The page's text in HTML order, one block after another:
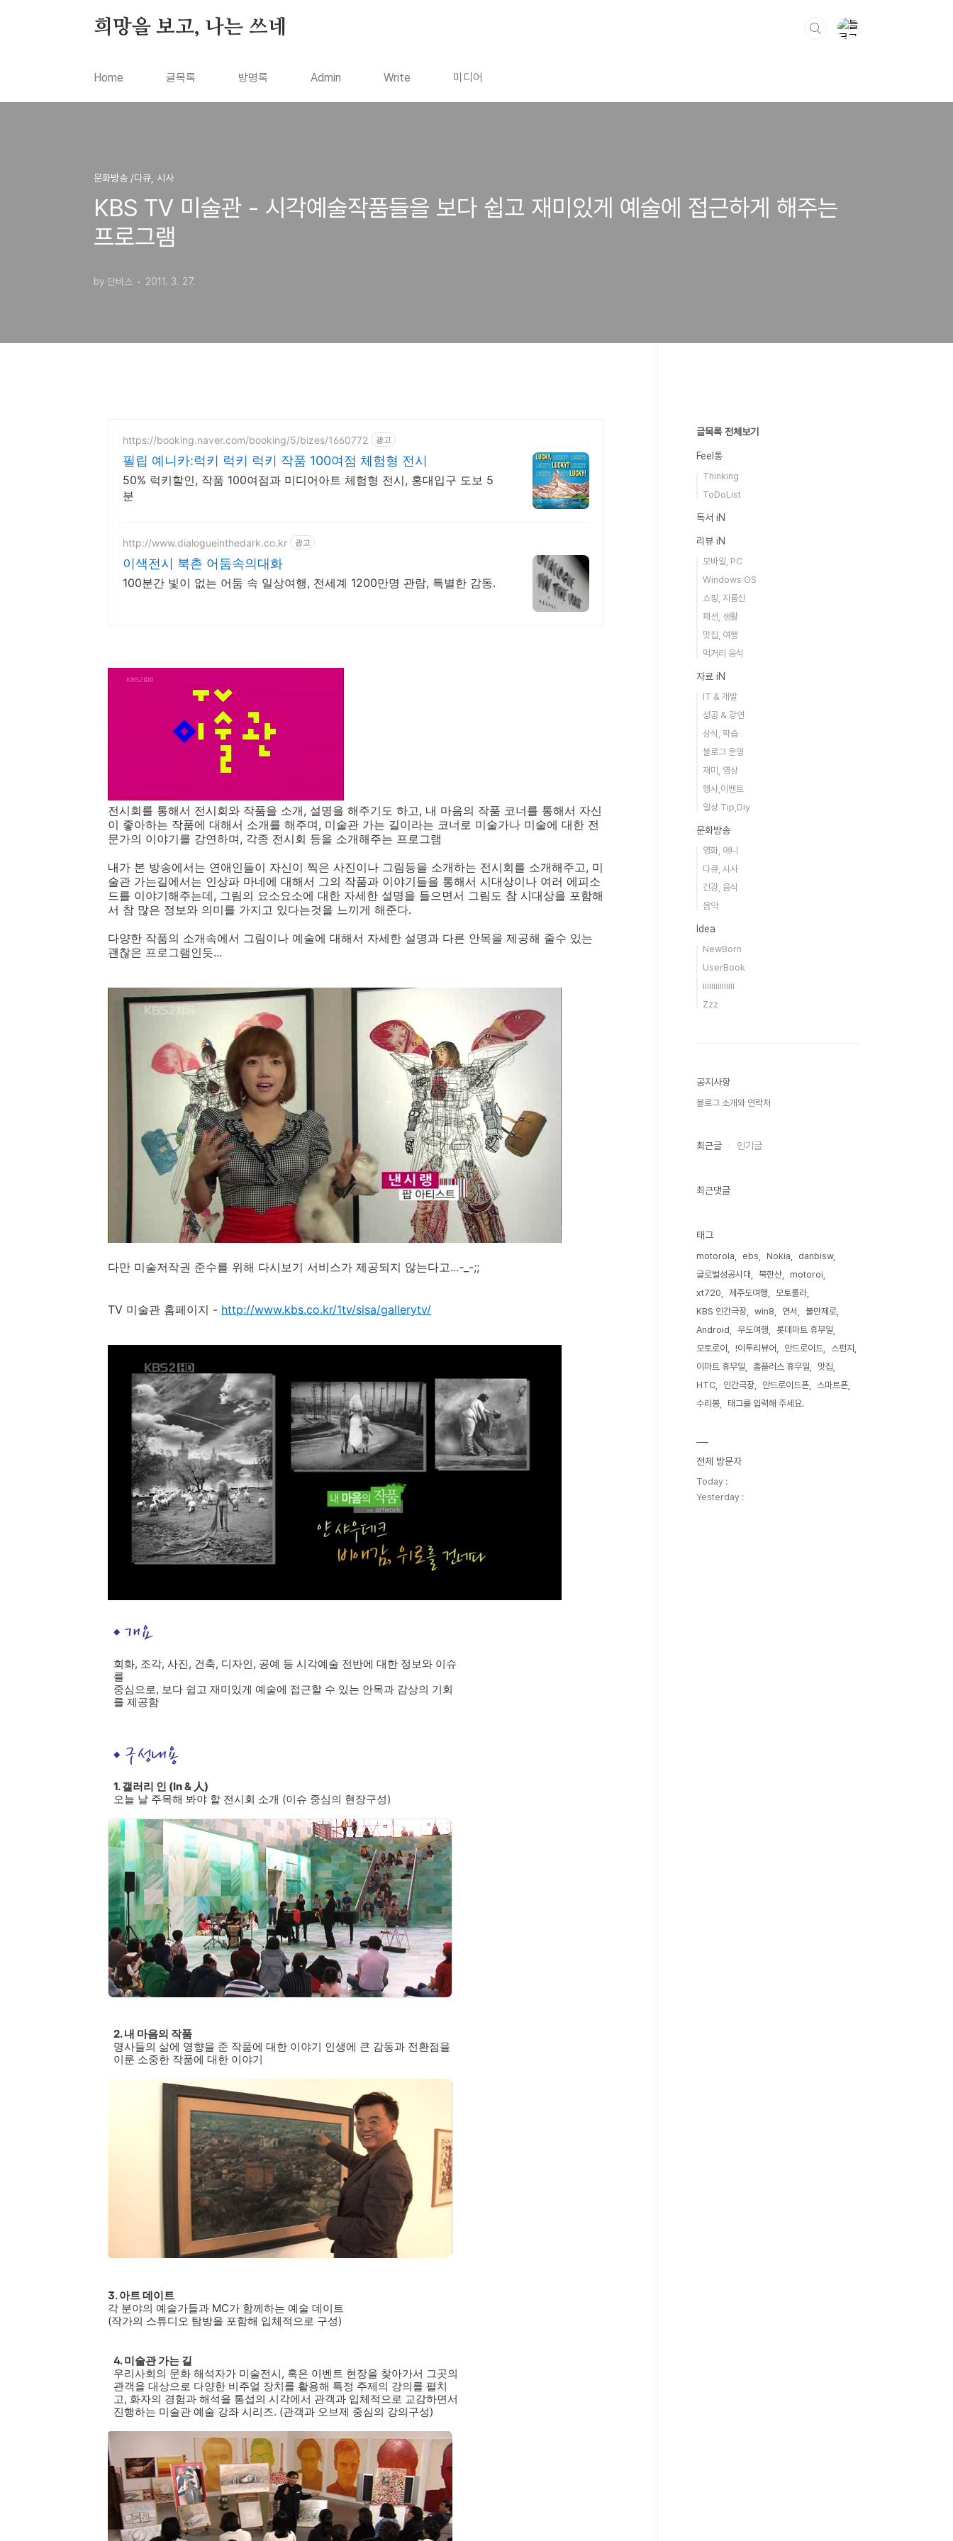
희망을 보고, 나는 쓰네
Home 글목록 방명록 Admin Write 미디어
문화방송 /다큐, 시사
KBS TV 미술관 - 시각예술작품들을 보다 쉽고 재미있게 예술에 접근하게 해주는
프로그램
by 단비스 2011. 3. 27.
https://booking.naver.com/booking/5/bizes/1660772 광고
필립 예니카:럭키 럭키 럭키 작품 100여점 체험형 전시
50% 럭키할인, 작품 100여점과 미디어아트 체험형 전시, 홍대입구 도보 5
분
http://www.dialogueinthedark.co.kr 광고
이색전시 북촌 어둠속의대화
100분간 빛이 없는 어둠 속 일상여행, 전세계 1200만명 관람, 특별한 감동.
전시회를 통해서 전시회와 작품을 소개, 설명을 해주기도 하고, 내 마음의 작품 코너를 통해서 자신
이 좋아하는 작품에 대해서 소개를 해주며, 미술관 가는 길이라는 코너로 미술가나 미술에 대한 전
문가의 이야기를 강연하며, 각종 전시회 등을 소개해주는 프로그램
내가 본 방송에서는 연애인들이 자신이 찍은 사진이나 그림등을 소개하는 전시회를 소개해주고, 미
술관 가는길에서는 인상파 마네에 대해서 그의 작품과 이야기들을 통해서 시대상이나 여러 에피소
드를 이야기해주는데, 그림의 요소요소에 대한 자세한 설명을 들으면서 그림도 참 시대상을 포함해
서 참 많은 정보와 의미를 가지고 있다는것을 느끼게 해준다.
다양한 작품의 소개속에서 그림이나 예술에 대해서 자세한 설명과 다른 안목을 제공해 줄수 있는
괜찮은 프로그램인듯...
다만 미술저작권 준수를 위해 다시보기 서비스가 제공되지 않는다고...-_-;;
TV 미술관 홈페이지 - http://www.kbs.co.kr/1tv/sisa/gallerytv/
회화, 조각, 사진, 건축, 디자인, 공예 등 시각예술 전반에 대한 정보와 이슈
를
중심으로, 보다 쉽고 재미있게 예술에 접근할 수 있는 안목과 감상의 기회
를 제공함
1. 갤러리 인 (In & 人)
오늘 날 주목해 봐야 할 전시회 소개 (이슈 중심의 현장구성)
2. 내 마음의 작품
명사들의 삶에 영향을 준 작품에 대한 이야기 인생에 큰 감동과 전환점을
이룬 소중한 작품에 대한 이야기
3. 아트 데이트
각 분야의 예술가들과 MC가 함께하는 예술 데이트
(작가의 스튜디오 탐방을 포함해 입체적으로 구성)
4. 미술관 가는 길
우리사회의 문화 해석자가 미술전시, 혹은 이벤트 현장을 찾아가서 그곳의
관객을 대상으로 다양한 비주얼 장치를 활용해 특정 주제의 강의를 펼치
고, 화자의 경험과 해석을 통섭의 시각에서 관객과 입체적으로 교감하면서
진행하는 미술관 예술 강좌 시리즈. (관객과 오브제 중심의 강의구성)
글목록 전체보기
Feel통
Thinking
ToDoList
독서 iN
리뷰 iN
모바일, PC
Windows OS
쇼핑, 지름신
패션, 생활
맛집, 여행
먹거리 음식
자료 iN
IT & 개발
성공 & 강연
상식, 학습
블로그 운영
재미, 영상
행사,이벤트
일상 Tip,Diy
문화방송
영화, 애니
다큐, 시사
건강, 음식
음악
Idea
NewBorn
UserBook
iiiiiiiiiiiiiii
Zzz
공지사항
블로그 소개와 연락처
최근글 인기글
최근댓글
태그
motorola ebs Nokia
danbisw
글로벌성공시대
북한산
motoroi
xt720
제주도여행
모토롤라
KBS 인간극장
win8 연서
불만제로
Android
우도여행
롯데마트 휴무일
모토로이
!이투리뷰어 안드로이드
스펀지
이마트 휴무일
홈플러스 휴무일
맛집
HTC
인간극장 안드로이드폰
스마트폰
수리봉
태그를 입력해 주세요.
전체 방문자
Today :
Yesterday :